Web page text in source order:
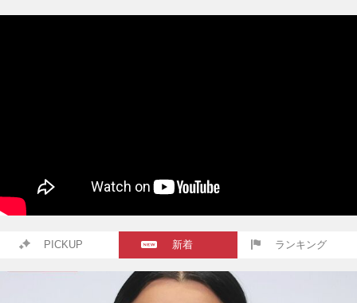
PICKUP 新着 ランキング